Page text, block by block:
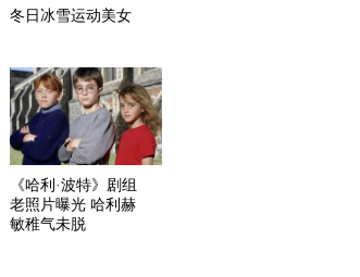
冬日冰雪运动美女
《哈利·波特》剧组
老照片曝光 哈利赫
敏稚气未脱